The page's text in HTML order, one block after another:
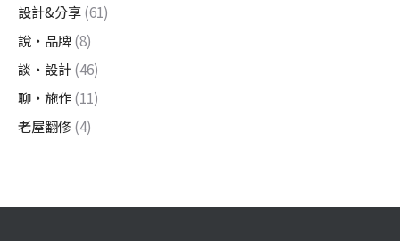
設計&分享(61)
說・品牌(8)
談・設計(46)
聊・施作(11)
老屋翻修 (4)